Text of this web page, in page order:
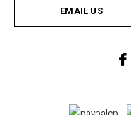
EMAIL US